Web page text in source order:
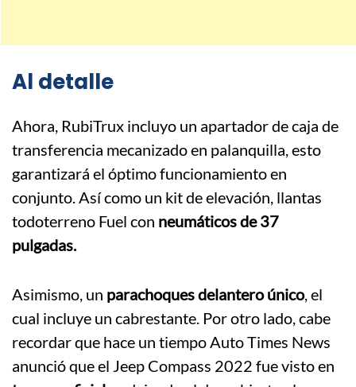
Al detalle
Ahora, RubiTrux incluyo un apartador de caja de
transferencia mecanizado en palanquilla, esto
garantizará el óptimo funcionamiento en
conjunto. Así como un kit de elevación, llantas
todoterreno Fuel con neumáticos de 37
pulgadas.
Asimismo, un parachoques delantero único, el
cual incluye un cabrestante. Por otro lado, cabe
recordar que hace un tiempo Auto Times News
anunció que el Jeep Compass 2022 fue visto en